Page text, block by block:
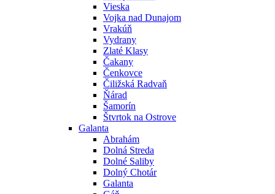
Vieska
Vojka nad Dunajom
Vrakúň
Vydrany
Zlaté Klasy
Čakany
Čenkovce
Čiližská Radvaň
Ňárad
Šamorín
Štvrtok na Ostrove
Galanta
Abrahám
Dolná Streda
Dolné Saliby
Dolný Chotár
Galanta